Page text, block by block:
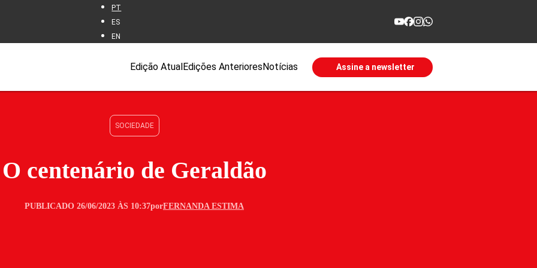
PT
ES
EN
Edição AtualEdições AnterioresNotícias Assine a newsletter
SOCIEDADE
O centenário de Geraldão
PUBLICADO 26/06/2023 ÀS 10:37porFERNANDA ESTIMA